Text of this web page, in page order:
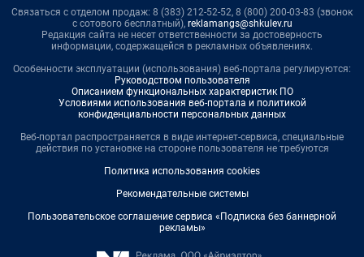
Связаться с отделом продаж: 8 (383) 212-52-52, 8 (800) 200-03-83 (звонок
с сотового бесплатный), reklamangs@shkulev.ru
Редакция сайта не несет ответственности за достоверность
информации, содержащейся в рекламных объявлениях.
Особенности эксплуатации (использования) веб-портала регулируются:
Руководством пользователя
Описанием функциональных характеристик ПО
Условиями использования веб-портала и политикой
конфиденциальности персональных данных
Веб-портал распространяется в виде интернет-сервиса, специальные
действия по установке на стороне пользователя не требуются
Политика использования cookies
Рекомендательные системы
Пользовательское соглашение сервиса «Подписка без баннерной
рекламы»